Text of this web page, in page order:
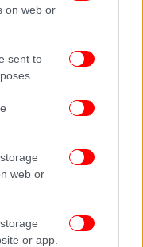
on web or
sent to
web or
or app.
ΑΠΑΝΘΡΑΚΩΣΗ